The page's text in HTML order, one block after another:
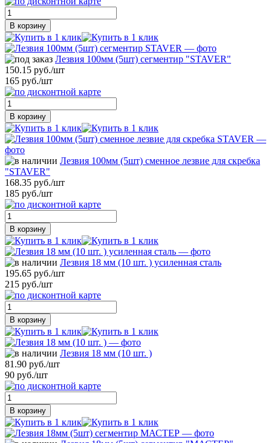
В корзину
Лезвия 100мм (5шт) сегментир "STAVER"
150.15 руб./шт
165 руб./шт
В корзину
Лезвия 100мм (5шт) сменное лезвие для скребка
"STAVER"
168.35 руб./шт
185 руб./шт
В корзину
Лезвия 18 мм (10 шт. ) усиленная сталь
195.65 руб./шт
215 руб./шт
В корзину
Лезвия 18 мм (10 шт. )
81.90 руб./шт
90 руб./шт
В корзину